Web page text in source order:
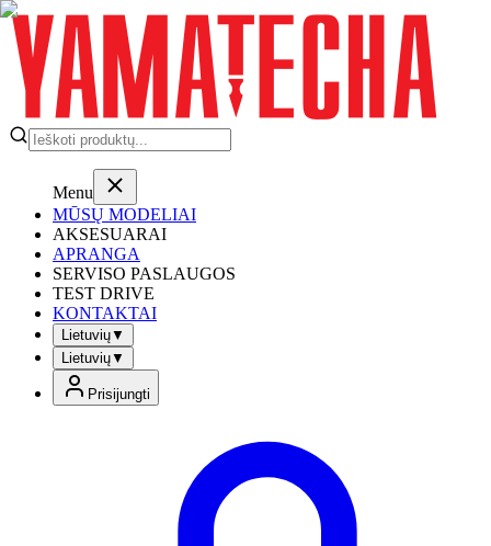
Menu
MŪSŲ MODELIAI
AKSESUARAI
APRANGA
SERVISO PASLAUGOS
TEST DRIVE
KONTAKTAI
Lietuvių▼
Lietuvių▼
Prisijungti